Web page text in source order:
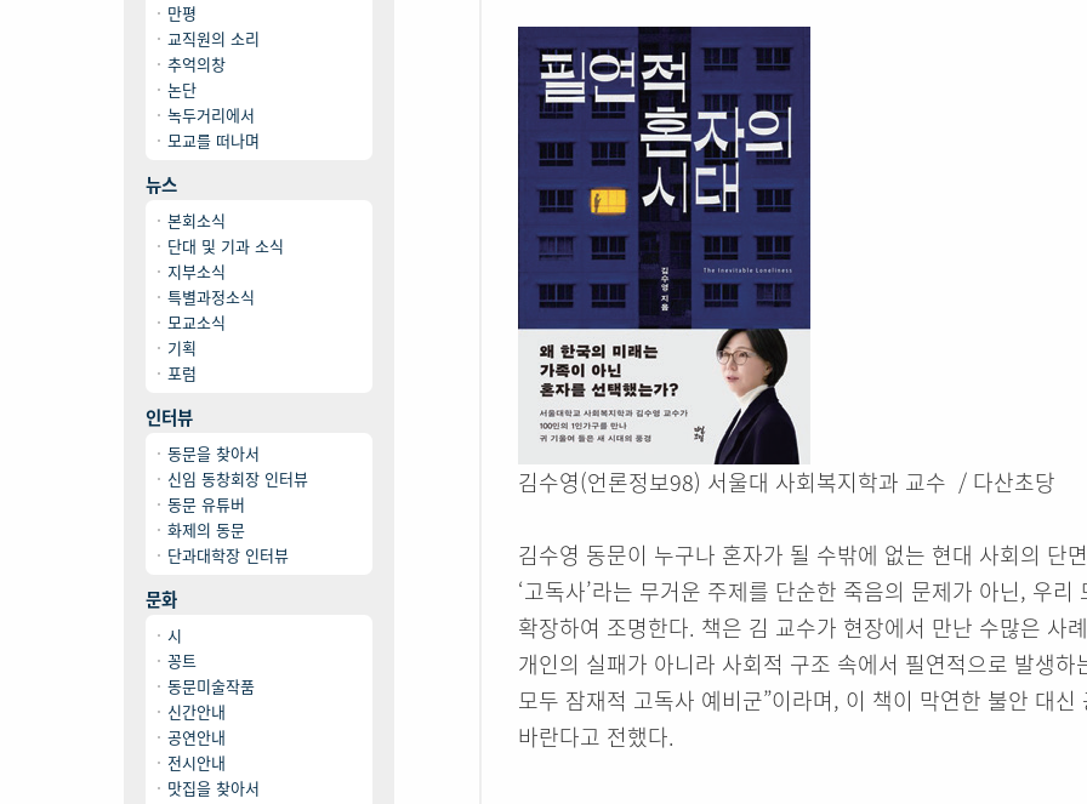
만평
교직원의 소리
추억의창
논단
녹두거리에서
모교를 떠나며
뉴스
본회소식
단대 및 기과 소식
지부소식
특별과정소식
모교소식
기획
포럼
인터뷰
동문을 찾아서
신임 동창회장 인터뷰
동문 유튜버
화제의 동문
단과대학장 인터뷰
문화
시
꽁트
동문미술작품
신간안내
공연안내
전시안내
맛집을 찾아서
김수영(언론정보98) 서울대 사회복지학과 교수 / 다산초당
김수영 동문이 누구나 혼자가 될 수밖에 없는 현대 사회의 단
‘고독사’라는 무거운 주제를 단순한 죽음의 문제가 아닌, 우
확장하여 조명한다. 책은 김 교수가 현장에서 만난 수많은 사
개인의 실패가 아니라 사회적 구조 속에서 필연적으로 발생
모두 잠재적 고독사 예비군”이라며, 이 책이 막연한 불안 대
바란다고 전했다.